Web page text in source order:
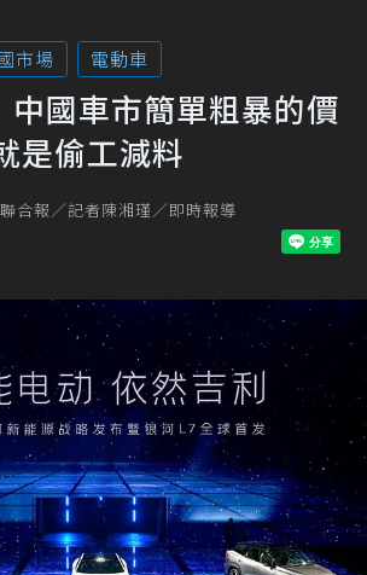
市場 電動車
中國車市簡單粗暴的價
是偷工減料
聯合報／記者陳湘瑾／即時報導